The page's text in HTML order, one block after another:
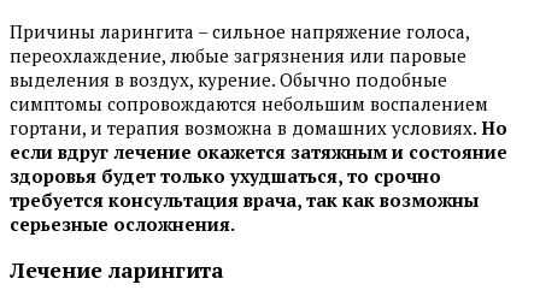
Причины ларингита – сильное напряжение голоса,
переохлаждение, любые загрязнения или паровые
выделения в воздух, курение. Обычно подобные
симптомы сопровождаются небольшим воспалением
гортани, и терапия возможна в домашних условиях. Но
если вдруг лечение окажется затяжным и состояние
здоровья будет только ухудшаться, то срочно
требуется консультация врача, так как возможны
серьезные осложнения.
Лечение ларингита